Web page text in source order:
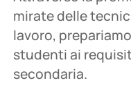
mirate delle
lavoro,
studenti ai
secondaria.